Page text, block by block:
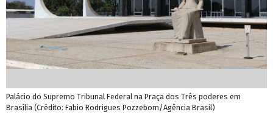
Palácio do Supremo Tribunal Federal na Praça dos Três poderes em
Brasília (Crédito: Fabio Rodrigues Pozzebom/Agência Brasil)